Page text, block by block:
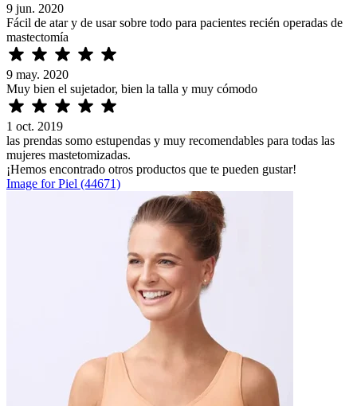
9 jun. 2020
Fácil de atar y de usar sobre todo para pacientes recién operadas de
mastectomía
9 may. 2020
Muy bien el sujetador, bien la talla y muy cómodo
1 oct. 2019
las prendas somo estupendas y muy recomendables para todas las
mujeres mastetomizadas.
¡Hemos encontrado otros productos que te pueden gustar!
Image for Piel (44671)